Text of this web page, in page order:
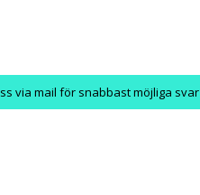
via mail för snabbast möjliga svar